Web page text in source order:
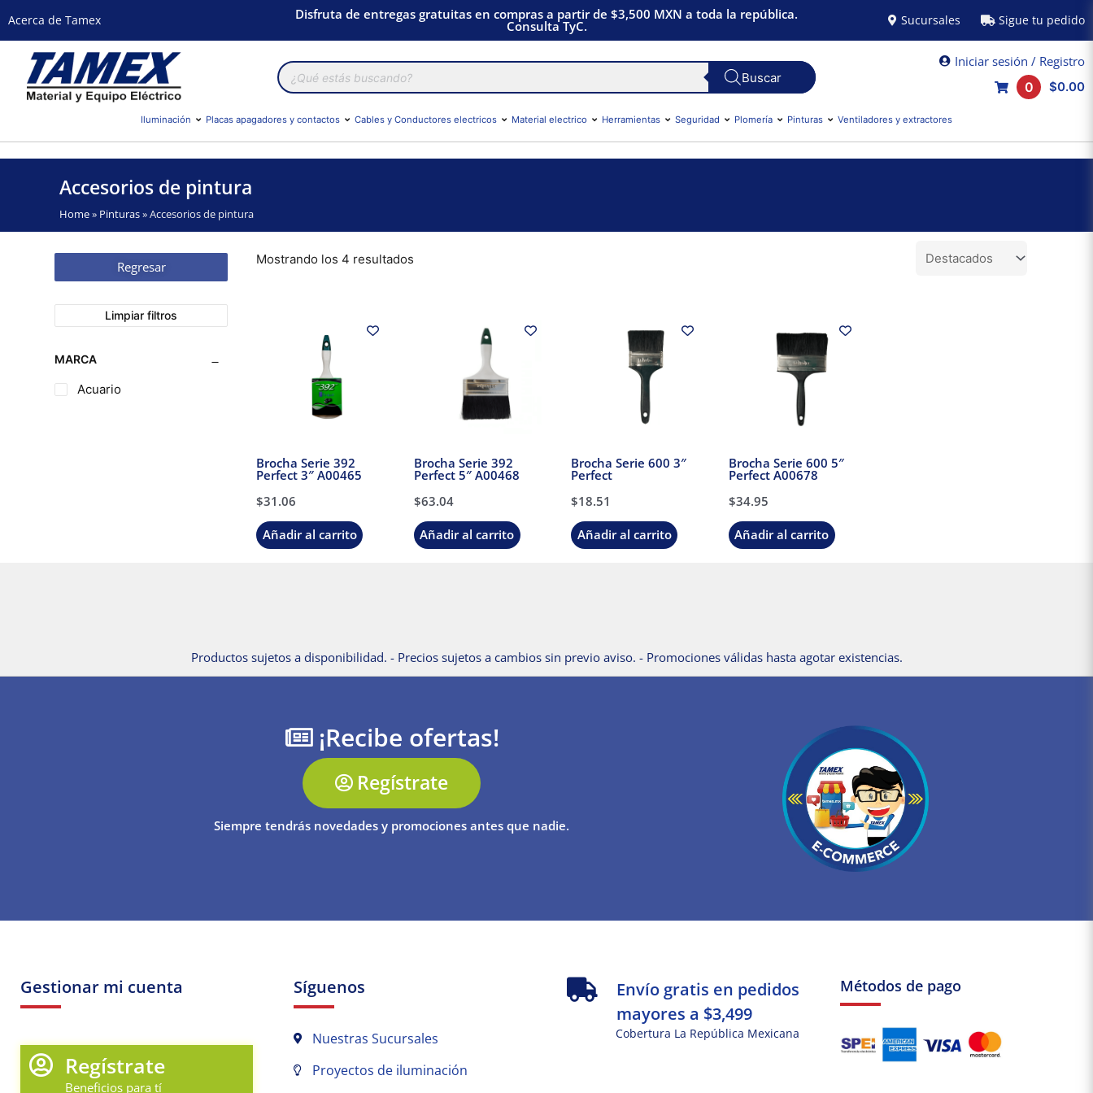
Acerca de Tamex Disfruta de entregas gratuitas en compras a partir de $3,500 MXN a toda la república.
Consulta TyC. Sucursales Sigue tu pedido
Búsqueda
de
productos
Iniciar sesión / Registro
0
$0.00
Iluminación Placas apagadores y contactos Cables y Conductores electricos Material electrico Herramientas Seguridad Plomería Pinturas Ventiladores y extractores
Accesorios de pintura
Home» Pinturas»Accesorios de pintura
Regresar
Limpiar filtros
MARCA
Acuario
Mostrando los 4 resultados
Brocha Serie 392
Perfect 3″ A00465
$31.06
Añadir al carrito
Brocha Serie 392
Perfect 5″ A00468
$63.04
Añadir al carrito
Brocha Serie 600 3″
Perfect
$18.51
Añadir al carrito
Brocha Serie 600 5″
Perfect A00678
$34.95
Añadir al carrito
Productos sujetos a disponibilidad. - Precios sujetos a cambios sin previo aviso. - Promociones válidas hasta agotar existencias.
¡Recibe ofertas!
Regístrate
Siempre tendrás novedades y promociones antes que nadie.
Gestionar mi cuenta
Regístrate
Beneficios para tí
Síguenos
Nuestras Sucursales
Proyectos de iluminación
Envío gratis en pedidos
mayores a $3,499
Cobertura La República Mexicana
Métodos de pago